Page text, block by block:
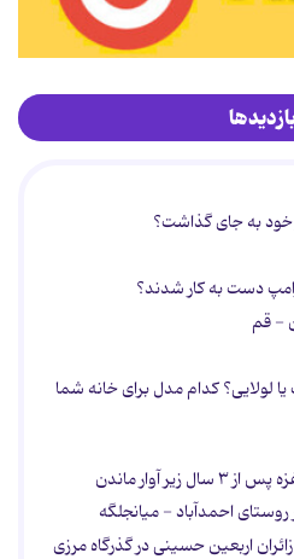
دست به کار شدند؟
- قم
لولایی؟ کدام مدل برای خانه شما
روستای احمدآباد - میانجلگه
اربعین حسینی در گذرگاه مرزی